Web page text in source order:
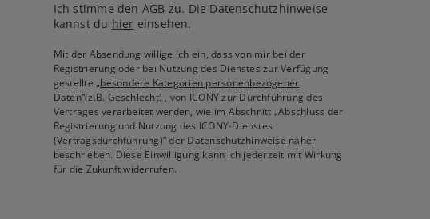
Ich stimme den AGB zu. Die Datenschutzhinweise
kannst du hier einsehen.
Mit der Absendung willige ich ein, dass von mir bei der
Registrierung oder bei Nutzung des Dienstes zur Verfügung
gestellte„besondere Kategorien personenbezogener
Daten“(z.B. Geschlecht) , von ICONY zur Durchführung des
Vertrages verarbeitet werden, wie im Abschnitt „Abschluss der
Registrierung und Nutzung des ICONY-Dienstes
(Vertragsdurchführung)“ der Datenschutzhinweise näher
beschrieben. Diese Einwilligung kann ich jederzeit mit Wirkung
für die Zukunft widerrufen.